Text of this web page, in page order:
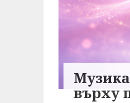
върху